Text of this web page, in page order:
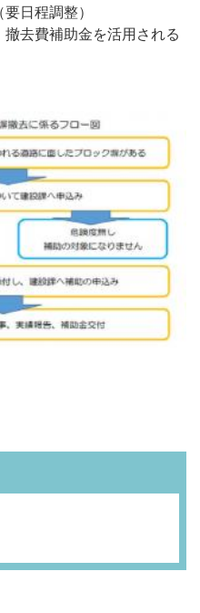
日程調整）
去費補助金を活用される